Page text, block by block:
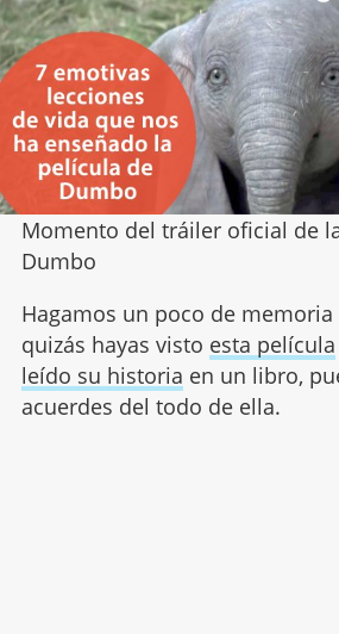
Momento del tráiler oficial de
Dumbo
Hagamos un poco de
quizás hayas visto esta película
leído su historia en un libro,
acuerdes del todo de ella.